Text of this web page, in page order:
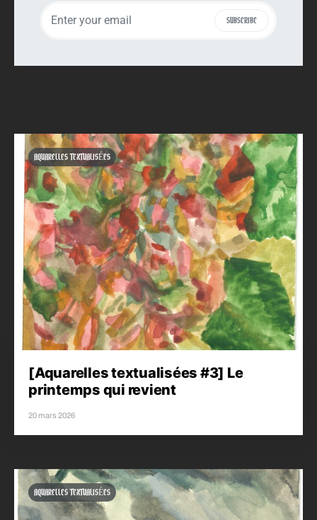
SUBSCRIBE
AQUARELLES TEXTUALISÉES
[Aquarelles textualisées #3] Le
printemps qui revient
20 mars 2026
AQUARELLES TEXTUALISÉES